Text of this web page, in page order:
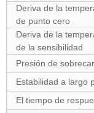
Deriva de la
de punto cero
Deriva de la
de la sensibilidad
Presión de
Estabilidad a largo
El tiempo de